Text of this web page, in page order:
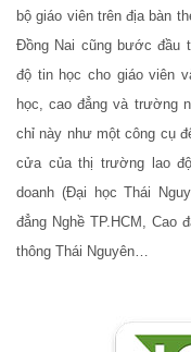
bộ giáo viên trên địa bàn
Đồng Nai cũng bước đầu
độ tin học cho giáo viên
học, cao đẳng và trường
chỉ này như một công cụ
cửa của thị trường lao
doanh (Đại học Thái
đẳng Nghề TP.HCM, Cao
thông Thái Nguyên…